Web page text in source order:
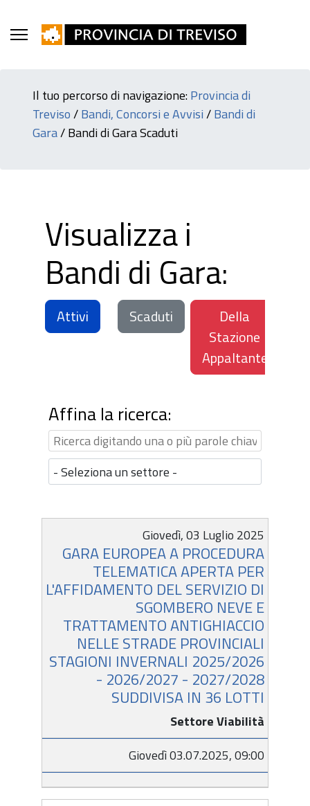
Il tuo percorso di navigazione:Provincia di
Treviso/Bandi, Concorsi e Avvisi/Bandi di
Gara/Bandi di Gara Scaduti
Visualizza i
Bandi di Gara:
Attivi Scaduti
Della
Stazione
Appaltante
Affina la ricerca:
di
scadenza
BDNCP
Giovedì, 03 Luglio 2025
GARA EUROPEA A PROCEDURA
TELEMATICA APERTA PER
L'AFFIDAMENTO DEL SERVIZIO DI
SGOMBERO NEVE E
TRATTAMENTO ANTIGHIACCIO
NELLE STRADE PROVINCIALI
STAGIONI INVERNALI 2025/2026
- 2026/2027 - 2027/2028
SUDDIVISA IN 36 LOTTI
Settore Viabilità
Giovedì 03.07.2025, 09:00